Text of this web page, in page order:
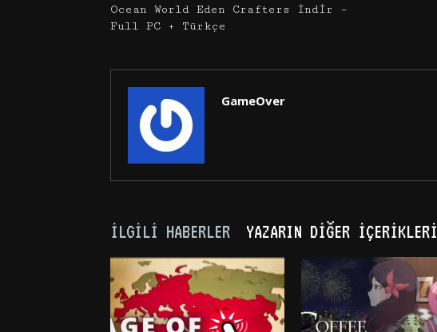
Ocean World Eden Crafters İndir –
Full PC + Türkçe
GameOver
İLGILI HABERLER YAZARIN DIĞER İÇERIKLERI